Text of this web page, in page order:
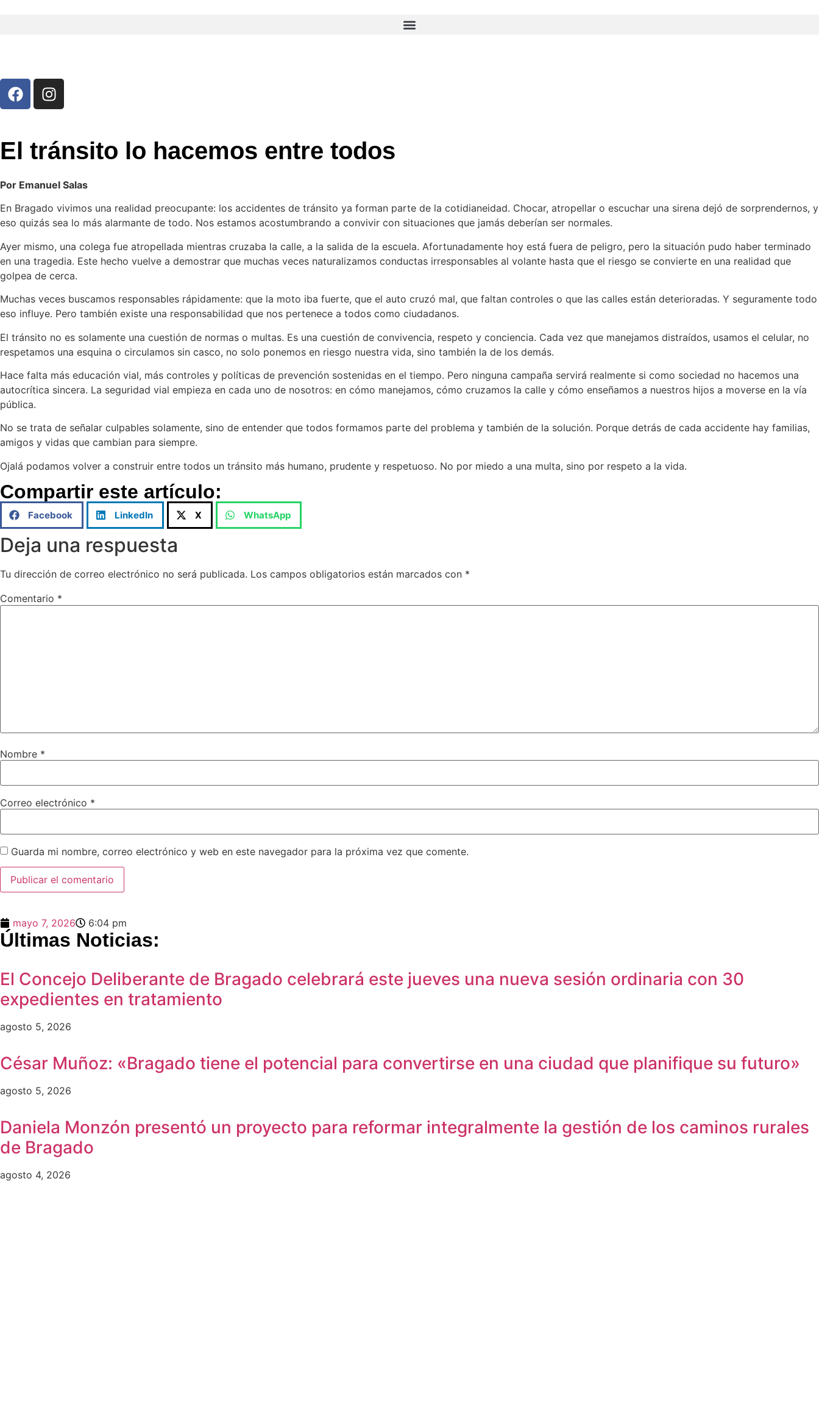
El tránsito lo hacemos entre todos
Por Emanuel Salas
En Bragado vivimos una realidad preocupante: los accidentes de tránsito ya forman parte de la cotidianeidad. Chocar, atropellar o escuchar una sirena dejó de sorprendernos, y
eso quizás sea lo más alarmante de todo. Nos estamos acostumbrando a convivir con situaciones que jamás deberían ser normales.
Ayer mismo, una colega fue atropellada mientras cruzaba la calle, a la salida de la escuela. Afortunadamente hoy está fuera de peligro, pero la situación pudo haber terminado
en una tragedia. Este hecho vuelve a demostrar que muchas veces naturalizamos conductas irresponsables al volante hasta que el riesgo se convierte en una realidad que
golpea de cerca.
Muchas veces buscamos responsables rápidamente: que la moto iba fuerte, que el auto cruzó mal, que faltan controles o que las calles están deterioradas. Y seguramente todo
eso influye. Pero también existe una responsabilidad que nos pertenece a todos como ciudadanos.
El tránsito no es solamente una cuestión de normas o multas. Es una cuestión de convivencia, respeto y conciencia. Cada vez que manejamos distraídos, usamos el celular, no
respetamos una esquina o circulamos sin casco, no solo ponemos en riesgo nuestra vida, sino también la de los demás.
Hace falta más educación vial, más controles y políticas de prevención sostenidas en el tiempo. Pero ninguna campaña servirá realmente si como sociedad no hacemos una
autocrítica sincera. La seguridad vial empieza en cada uno de nosotros: en cómo manejamos, cómo cruzamos la calle y cómo enseñamos a nuestros hijos a moverse en la vía
pública.
No se trata de señalar culpables solamente, sino de entender que todos formamos parte del problema y también de la solución. Porque detrás de cada accidente hay familias,
amigos y vidas que cambian para siempre.
Ojalá podamos volver a construir entre todos un tránsito más humano, prudente y respetuoso. No por miedo a una multa, sino por respeto a la vida.
Compartir este artículo:
Facebook LinkedIn X WhatsApp
Deja una respuesta
Tu dirección de correo electrónico no será publicada. Los campos obligatorios están marcados con *
Comentario *
Nombre *
Correo electrónico *
Guarda mi nombre, correo electrónico y web en este navegador para la próxima vez que comente.
mayo 7, 2026 6:04 pm
Últimas Noticias:
El Concejo Deliberante de Bragado celebrará este jueves una nueva sesión ordinaria con 30
expedientes en tratamiento
agosto 5, 2026
César Muñoz: «Bragado tiene el potencial para convertirse en una ciudad que planifique su futuro»
agosto 5, 2026
Daniela Monzón presentó un proyecto para reformar integralmente la gestión de los caminos rurales
de Bragado
agosto 4, 2026